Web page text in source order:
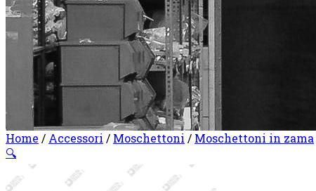
Home / Accessori / Moschettoni / Moschettoni in zama
🔍